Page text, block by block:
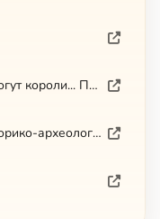
Век Русского музея. Всё могут короли... Павел I (2009)
Кирилло-Белозерский историко-археологический музей (Позитив-фильм, 2002)